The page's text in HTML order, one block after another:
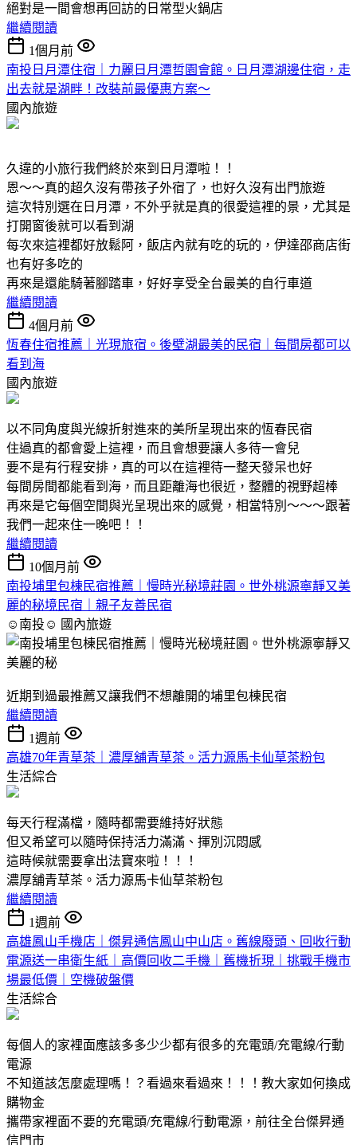
絕對是一間會想再回訪的日常型火鍋店
繼續閱讀
1個月前
南投日月潭住宿｜力麗日月潭哲園會館。日月潭湖邊住宿，走
出去就是湖畔！改裝前最優惠方案～
國內旅遊
久違的小旅行我們終於來到日月潭啦！！
恩～～真的超久沒有帶孩子外宿了，也好久沒有出門旅遊
這次特別選在日月潭，不外乎就是真的很愛這裡的景，尤其是
打開窗後就可以看到湖
每次來這裡都好放鬆阿，飯店內就有吃的玩的，伊達邵商店街
也有好多吃的
再來是還能騎著腳踏車，好好享受全台最美的自行車道
繼續閱讀
4個月前
恆春住宿推薦｜光現旅宿。後壁湖最美的民宿｜每間房都可以
看到海
國內旅遊
以不同角度與光線折射進來的美所呈現出來的恆春民宿
住過真的都會愛上這裡，而且會想要讓人多待一會兒
要不是有行程安排，真的可以在這裡待一整天發呆也好
每間房間都能看到海，而且距離海也很近，整體的視野超棒
再來是它每個空間與光呈現出來的感覺，相當特別～～～跟著
我們一起來住一晚吧！！
繼續閱讀
10個月前
南投埔里包棟民宿推薦｜慢時光秘境莊園。世外桃源寧靜又美
麗的秘境民宿｜親子友善民宿
☺南投☺ 國內旅遊
近期到過最推薦又讓我們不想離開的埔里包棟民宿
繼續閱讀
1週前
高雄70年青草茶｜濃厚舖青草茶。活力源馬卡仙草茶粉包
生活綜合
每天行程滿檔，隨時都需要維持好狀態
但又希望可以隨時保持活力滿滿、揮別沉悶感
這時候就需要拿出法寶來啦！！！
濃厚舖青草茶。活力源馬卡仙草茶粉包
繼續閱讀
1週前
高雄鳳山手機店｜傑昇通信鳳山中山店。舊線廢頭、回收行動
電源送一串衛生紙｜高價回收二手機｜舊機折現｜挑戰手機市
場最低價｜空機破盤價
生活綜合
每個人的家裡面應該多多少少都有很多的充電頭/充電線/行動
電源
不知道該怎麼處理嗎！？看過來看過來！！！教大家如何換成
購物金
攜帶家裡面不要的充電頭/充電線/行動電源，前往全台傑昇通
信門市